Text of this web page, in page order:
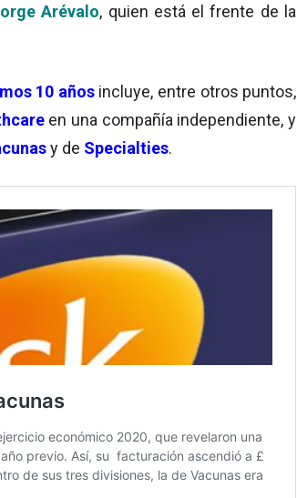
Arévalo, quien está el frente de la
10 años incluye, entre otros puntos,
en una compañía independiente, y
y de Specialties.